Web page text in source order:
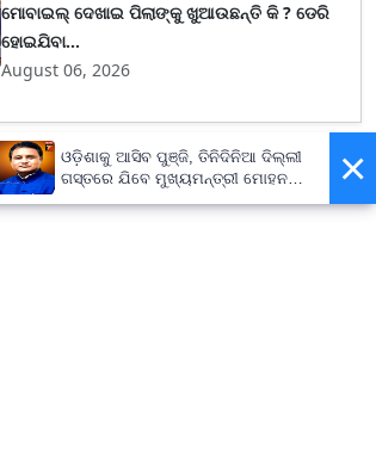
ମୋବାଇଲ୍ ଦେଖାଇ ପିଲାଙ୍କୁ ଖୁଆଉଛନ୍ତି କି ? ଡେରି
ହୋଇଯିବା...
August 06, 2026
×
ଓଡ଼ିଶାକୁ ଆସିବ ପୁଞ୍ଜି, ତିନିଦିନିଆ ଦିଲ୍ଲୀ
ଗସ୍ତରେ ଯିବେ ମୁଖ୍ୟମନ୍ତ୍ରୀ ମୋହନ